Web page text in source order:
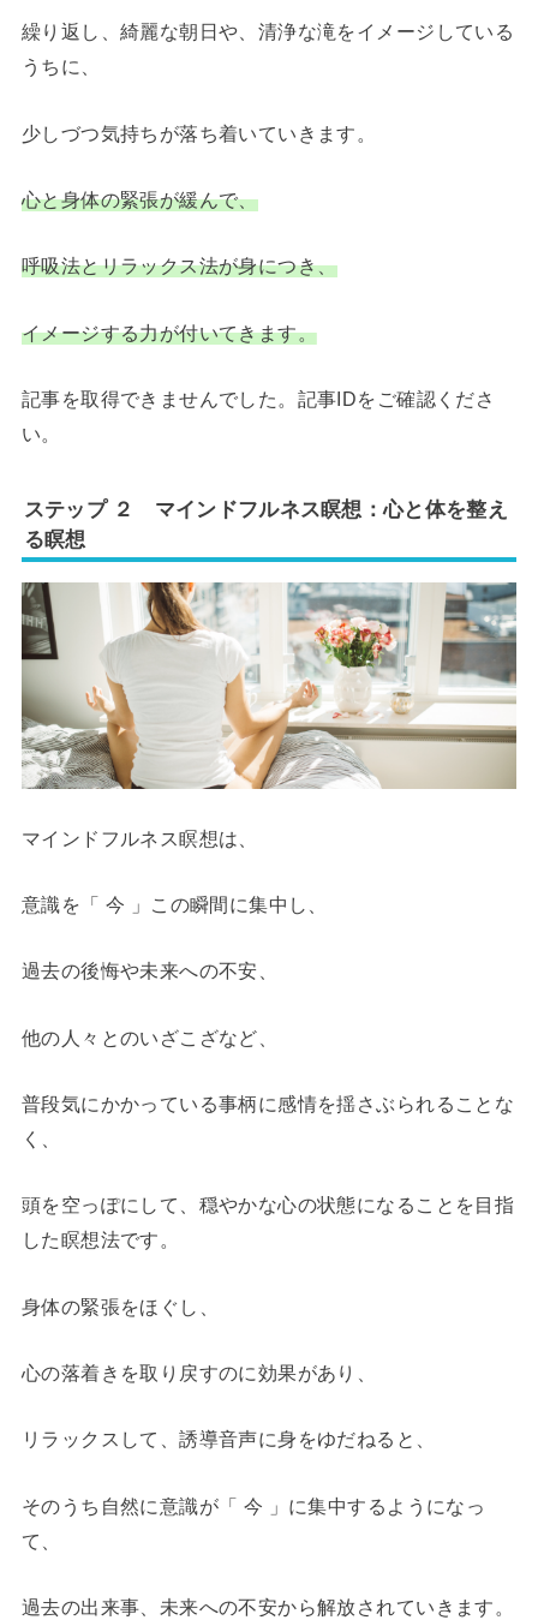
繰り返し、綺麗な朝日や、清浄な滝をイメージしている
うちに、
少しづつ気持ちが落ち着いていきます。
心と身体の緊張が緩んで、
呼吸法とリラックス法が身につき、
イメージする力が付いてきます。
記事を取得できませんでした。記事IDをご確認くださ
い。
ステップ ２ マインドフルネス瞑想：心と体を整え
る瞑想
マインドフルネス瞑想は、
意識を「 今 」この瞬間に集中し、
過去の後悔や未来への不安、
他の人々とのいざこざなど、
普段気にかかっている事柄に感情を揺さぶられることな
く、
頭を空っぽにして、穏やかな心の状態になることを目指
した瞑想法です。
身体の緊張をほぐし、
心の落着きを取り戻すのに効果があり、
リラックスして、誘導音声に身をゆだねると、
そのうち自然に意識が「 今 」に集中するようになっ
て、
過去の出来事、未来への不安から解放されていきます。